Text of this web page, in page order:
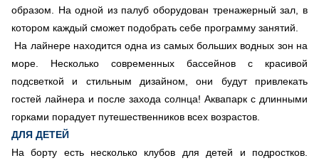
образом. На одной из палуб оборудован тренажерный зал, в
котором каждый сможет подобрать себе программу занятий.
На лайнере находится одна из самых больших водных зон на
море. Несколько современных бассейнов с красивой
подсветкой и стильным дизайном, они будут привлекать
гостей лайнера и после захода солнца! Аквапарк с длинными
горками порадует путешественников всех возрастов.
ДЛЯ ДЕТЕЙ
На борту есть несколько клубов для детей и подростков.